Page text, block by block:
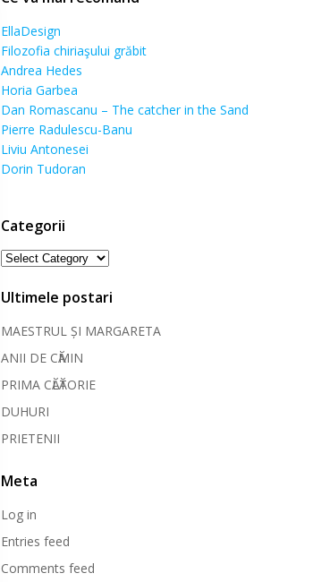
EllaDesign
Filozofia chiriaşului grăbit
Andrea Hedes
Horia Garbea
Dan Romascanu – The catcher in the Sand
Pierre Radulescu-Banu
Liviu Antonesei
Dorin Tudoran
Categorii
Categorii
Ultimele postari
MAESTRUL ȘI MARGARETA
ANII DE CӐMIN
PRIMA CӐLӐTORIE
DUHURI
PRIETENII
Meta
Log in
Entries feed
Comments feed